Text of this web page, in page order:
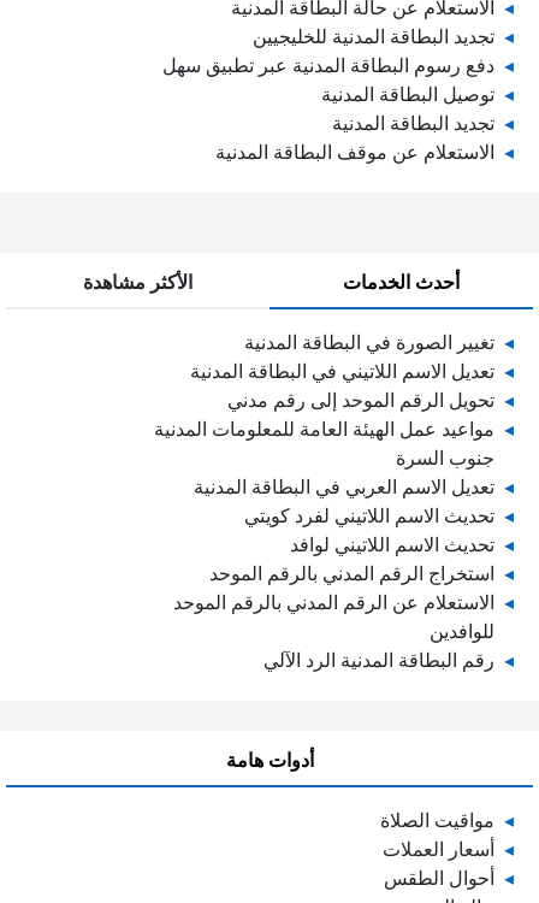
الاستعلام عن حالة البطاقة المدنية
تجديد البطاقة المدنية للخليجيين
دفع رسوم البطاقة المدنية عبر تطبيق سهل
توصيل البطاقة المدنية
تجديد البطاقة المدنية
الاستعلام عن موقف البطاقة المدنية
أحدث الخدمات الأكثر مشاهدة
تغيير الصورة في البطاقة المدنية
تعديل الاسم اللاتيني في البطاقة المدنية
تحويل الرقم الموحد إلى رقم مدني
مواعيد عمل الهيئة العامة للمعلومات المدنية
جنوب السرة
تعديل الاسم العربي في البطاقة المدنية
تحديث الاسم اللاتيني لفرد كويتي
تحديث الاسم اللاتيني لوافد
استخراج الرقم المدني بالرقم الموحد
الاستعلام عن الرقم المدني بالرقم الموحد
للوافدين
رقم البطاقة المدنية الرد الآلي
أدوات هامة
مواقيت الصلاة
أسعار العملات
أحوال الطقس